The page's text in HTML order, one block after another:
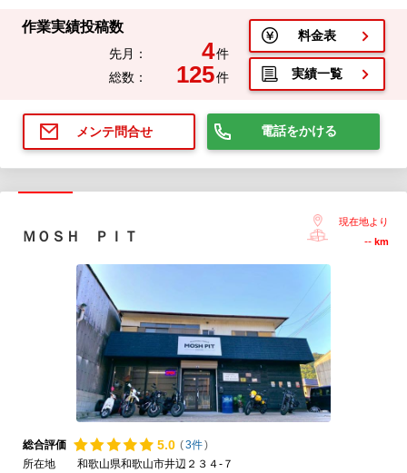
作業実績投稿数
先月： 4件
総数：
125件
料金表
実績一覧
メンテ問合せ 電話をかける
ＭＯＳＨ ＰＩＴ
現在地より
-- km
総合評価 5.0 (3件)
所在地
和歌山県和歌山市井辺２３４-７